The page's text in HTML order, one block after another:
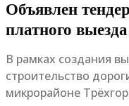
Объявлен
платного
В рамках создания
строительство
микрорайоне